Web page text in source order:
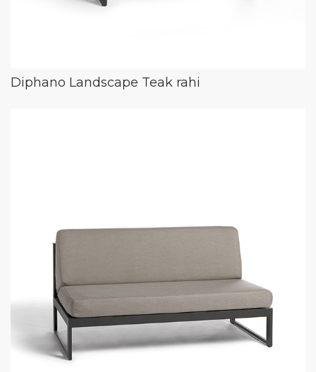
Diphano Landscape Teak rahi